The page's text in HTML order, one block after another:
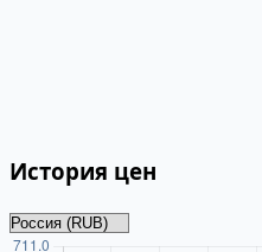
История цен